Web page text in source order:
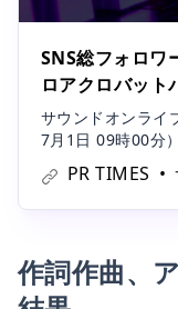
SNS総フォロワ
ロアクロバット
オリジナル楽曲
サウンドオンライ
7月1日 09時00分
所属のシンクロ
弟」初のオリジナ
PR TIMES
作詞作曲、